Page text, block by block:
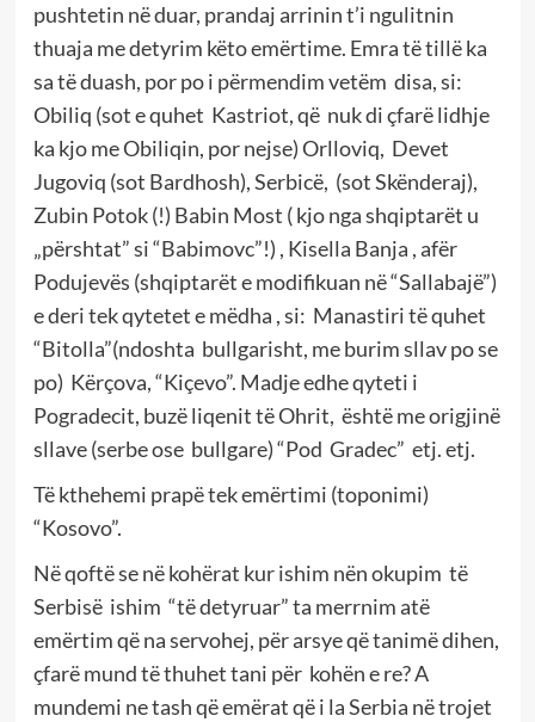
pushtetin në duar, prandaj arrinin t’i ngulitnin
thuaja me detyrim këto emërtime. Emra të tillë ka
sa të duash, por po i përmendim vetëm disa, si:
Obiliq (sot e quhet Kastriot, që nuk di çfarë lidhje
ka kjo me Obiliqin, por nejse) Orlloviq, Devet
Jugoviq (sot Bardhosh), Serbicë, (sot Skënderaj),
Zubin Potok (!) Babin Most ( kjo nga shqiptarët u
„përshtat” si “Babimovc”!) , Kisella Banja , afër
Podujevës (shqiptarët e modifikuan në “Sallabajë”)
e deri tek qytetet e mëdha , si: Manastiri të quhet
“Bitolla”(ndoshta bullgarisht, me burim sllav po se
po) Kërçova, “Kiçevo”. Madje edhe qyteti i
Pogradecit, buzë liqenit të Ohrit, është me origjinë
sllave (serbe ose bullgare) “Pod Gradec” etj. etj.
Të kthehemi prapë tek emërtimi (toponimi)
“Kosovo”.
Në qoftë se në kohërat kur ishim nën okupim të
Serbisë ishim “të detyruar” ta merrnim atë
emërtim që na servohej, për arsye që tanimë dihen,
çfarë mund të thuhet tani për kohën e re? A
mundemi ne tash që emërat që i la Serbia në trojet